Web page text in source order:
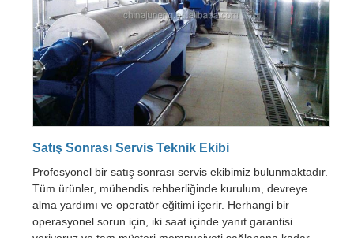
Satış Sonrası Servis Teknik Ekibi
Profesyonel bir satış sonrası servis ekibimiz bulunmaktadır.
Tüm ürünler, mühendis rehberliğinde kurulum, devreye
alma yardımı ve operatör eğitimi içerir. Herhangi bir
operasyonel sorun için, iki saat içinde yanıt garantisi